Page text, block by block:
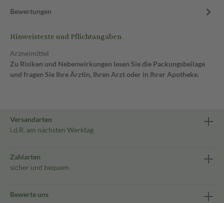
Bewertungen
Hinweistexte und Pflichtangaben
Arzneimittel
Zu Risiken und Nebenwirkungen lesen Sie die Packungsbeilage
und fragen Sie Ihre Ärztin, Ihren Arzt oder in Ihrer Apotheke.
Versandarten
i.d.R. am nächsten Werktag
Zahlarten
sicher und bequem
Bewerte uns